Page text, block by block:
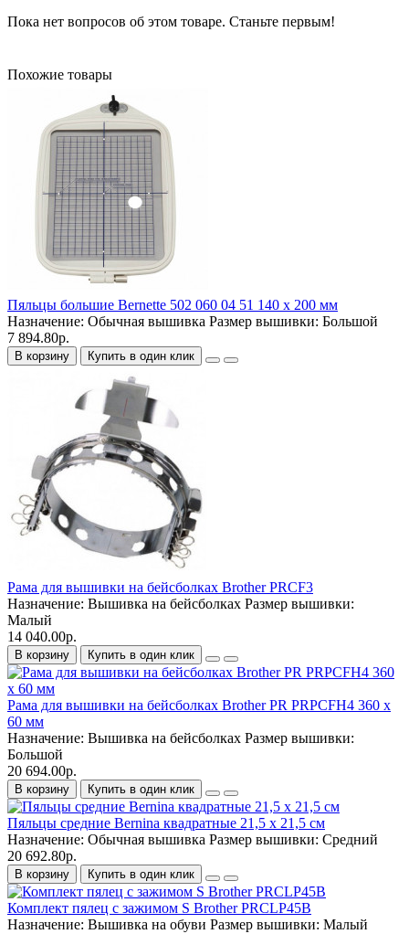
Пока нет вопросов об этом товаре. Станьте первым!
Похожие товары
Пяльцы большие Bernette 502 060 04 51 140 x 200 мм
Назначение: Обычная вышивка Размер вышивки: Большой
7 894.80р.
В корзину Купить в один клик
Рама для вышивки на бейсболках Brother PRCF3
Назначение: Вышивка на бейсболках Размер вышивки:
Малый
14 040.00р.
В корзину Купить в один клик
Рама для вышивки на бейсболках Brother PR PRPCFH4 360 x
60 мм
Назначение: Вышивка на бейсболках Размер вышивки:
Большой
20 694.00р.
В корзину Купить в один клик
Пяльцы средние Bernina квадратные 21,5 x 21,5 см
Назначение: Обычная вышивка Размер вышивки: Средний
20 692.80р.
В корзину Купить в один клик
Комплект пялец с зажимом S Brother PRCLP45B
Назначение: Вышивка на обуви Размер вышивки: Малый